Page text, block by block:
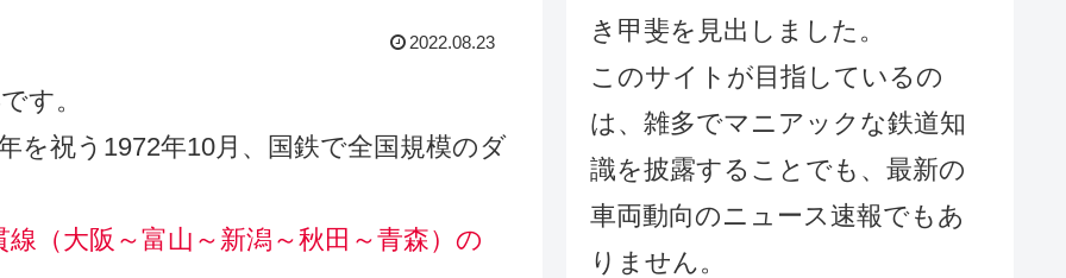
2022.08.23
す。
を祝う1972年10月、国鉄で全国規模のダ
線（大阪～富山～新潟～秋田～青森）の
き甲斐を見出しました。
このサイトが目指しているの
は、雑多でマニアックな鉄道知
識を披露することでも、最新の
車両動向のニュース速報でもあ
りません。